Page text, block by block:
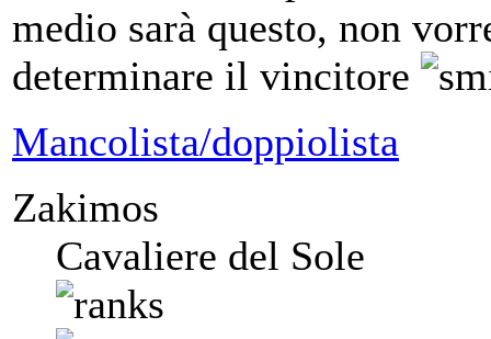
medio sarà questo, non
determinare il vincitore
Mancolista/doppiolista
Zakimos
Cavaliere del Sole